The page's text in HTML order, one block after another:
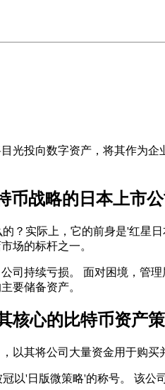
光投向数字资产，将其作为
币战略的日本上市公
？实际上，它的前身是'红星
场的标杆之一。
司持续亏损。 面对困境，管
要储备资产。
核心的比特币资产
以其将公司大量资金用于购
以'日版微策略'的称号。 该公